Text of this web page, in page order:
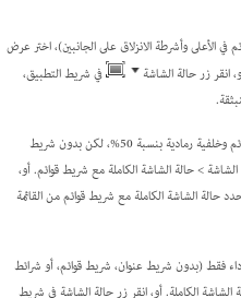
في الأعلى وأشرطة الانزلاق على الجانبين)، اختر عرض
انقر زر حالة الشاشة
في شريط التطبيق،
لعرض نافذة الشاشة الكاملة مع شريط قوائم وخلفية رمادية بنسبة 50%، لكن بدون شريط
> حالة الشاشة الكاملة مع شريط قوائم. أو،
حالة الشاشة الكاملة مع شريط قوائم من القائمة
فقط (بدون شريط عنوان، شريط قوائم، أو شرائط
الكاملة. أو، انقر زر حالة الشاشة في شريط